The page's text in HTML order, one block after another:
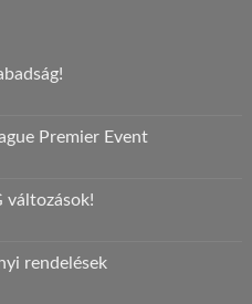
Premier Event
változások!
rendelések